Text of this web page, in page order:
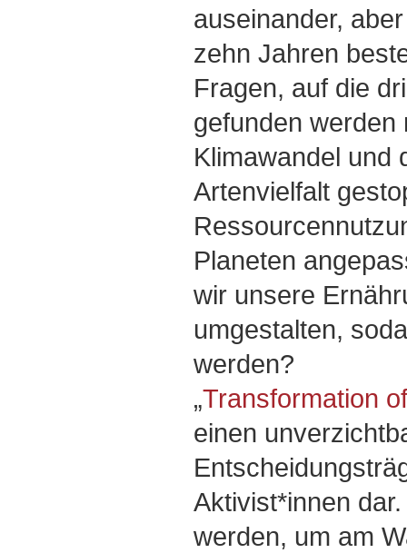
auseinander,
zehn Jahren
Fragen, auf die
gefunden
Klimawandel und
Artenvielfalt
Planeten
wir unsere
umgestalten,
werden?
„Transformation
einen
Aktivist*innen
werden, um am